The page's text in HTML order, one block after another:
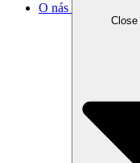
O nás
Close